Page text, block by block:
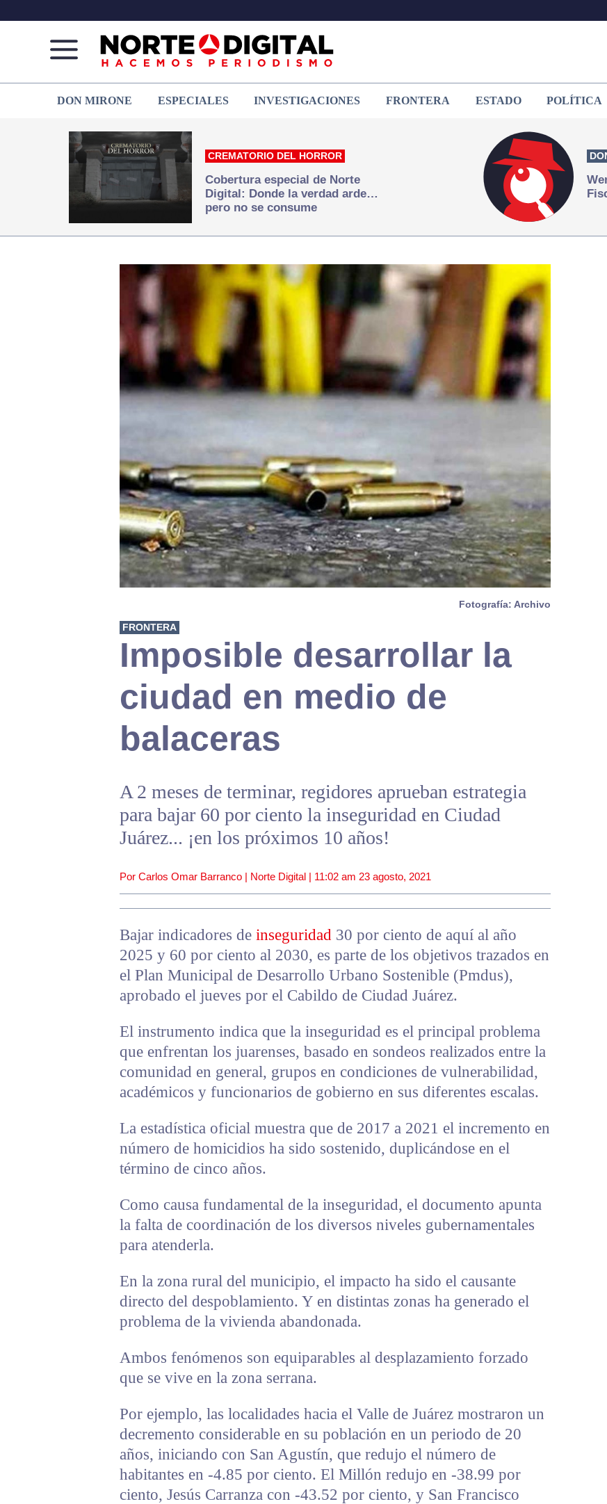
de
Juárez
que
hacemos periodismo
DON MIRONE ESPECIALES INVESTIGACIONES FRONTERA ESTADO POLÍTICA
CREMATORIO DEL HORROR
Cobertura especial de Norte
Digital: Donde la verdad arde…
pero no se consume
Fotografía: Archivo
FRONTERA
Imposible desarrollar la
ciudad en medio de
balaceras
A 2 meses de terminar, regidores aprueban estrategia
para bajar 60 por ciento la inseguridad en Ciudad
Juárez... ¡en los próximos 10 años!
Por Carlos Omar Barranco | Norte Digital | 11:02 am 23 agosto, 2021
Bajar indicadores de inseguridad 30 por ciento de aquí al año
2025 y 60 por ciento al 2030, es parte de los objetivos trazados en
el Plan Municipal de Desarrollo Urbano Sostenible (Pmdus),
aprobado el jueves por el Cabildo de Ciudad Juárez.
El instrumento indica que la inseguridad es el principal problema
que enfrentan los juarenses, basado en sondeos realizados entre la
comunidad en general, grupos en condiciones de vulnerabilidad,
académicos y funcionarios de gobierno en sus diferentes escalas.
La estadística oficial muestra que de 2017 a 2021 el incremento en
número de homicidios ha sido sostenido, duplicándose en el
término de cinco años.
Como causa fundamental de la inseguridad, el documento apunta
la falta de coordinación de los diversos niveles gubernamentales
para atenderla.
En la zona rural del municipio, el impacto ha sido el causante
directo del despoblamiento. Y en distintas zonas ha generado el
problema de la vivienda abandonada.
Ambos fenómenos son equiparables al desplazamiento forzado
que se vive en la zona serrana.
Por ejemplo, las localidades hacia el Valle de Juárez mostraron un
decremento considerable en su población en un periodo de 20
años, iniciando con San Agustín, que redujo el número de
habitantes en -4.85 por ciento. El Millón redujo en -38.99 por
ciento, Jesús Carranza con -43.52 por ciento, y San Francisco